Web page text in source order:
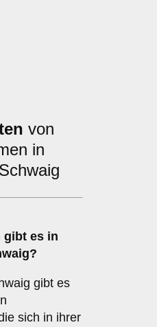
von
in
gibt es in
gibt es
sich in ihrer